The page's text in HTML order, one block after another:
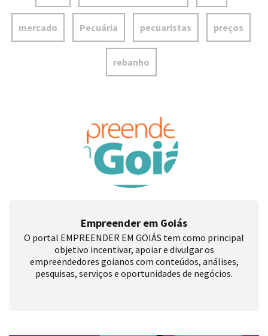
mercado Pecuária pecuaristas preços
rebanho
Empreender em Goiás
O portal EMPREENDER EM GOIÁS tem como principal
objetivo incentivar, apoiar e divulgar os
empreendedores goianos com conteúdos, análises,
pesquisas, serviços e oportunidades de negócios.